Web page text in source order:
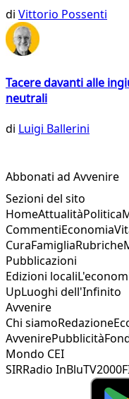
di Vittorio Possenti
Tacere davanti alle
neutrali
di Luigi Ballerini
Abbonati ad Avvenire
Sezioni del sito
HomeAttualitàPolitica
CommentiEconomia
CuraFamigliaRubriche
Pubblicazioni
Edizioni locali
UpLuoghi dell'Infinito
Avvenire
Chi siamoRedazione
AvvenirePubblicità
Mondo CEI
SIRRadio InBluTV2000